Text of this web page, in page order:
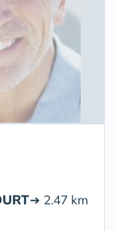
➔ 2.47 km